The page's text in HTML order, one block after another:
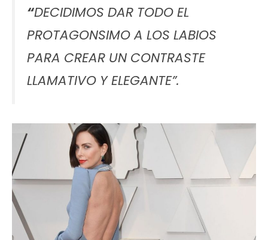
“DECIDIMOS DAR TODO EL
PROTAGONSIMO A LOS LABIOS
PARA CREAR UN CONTRASTE
LLAMATIVO Y ELEGANTE”.